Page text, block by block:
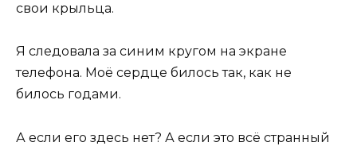
свои крыльца.
Я следовала за синим кругом на экране
телефона. Моё сердце билось так, как не
билось годами.
А если его здесь нет? А если это всё странный